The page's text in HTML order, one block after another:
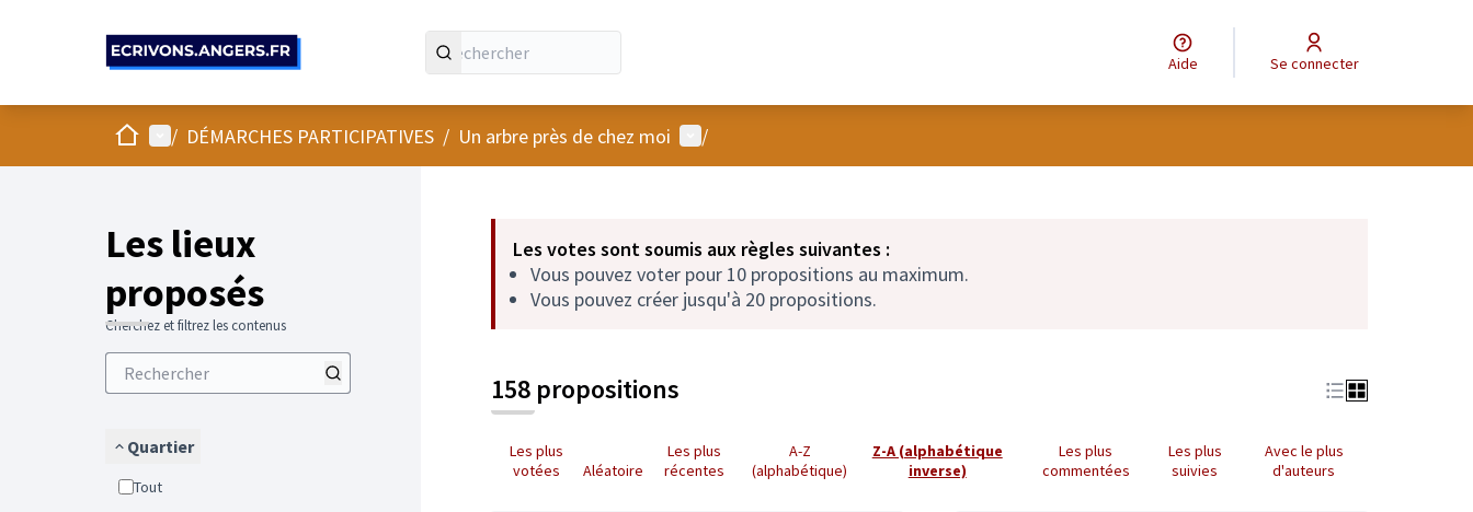
Aide Se connecter
AccueilMenu principal
/ DÉMARCHES PARTICIPATIVES / Un arbre près de chez moi Menu utilisateur
/
Les lieux
proposés
Cherchez et filtrez les contenus
Quartier
Tout
Les votes sont soumis aux règles suivantes :
Vous pouvez voter pour 10 propositions au maximum.
Vous pouvez créer jusqu'à 20 propositions.
158 propositions
Les plus
votées
Aléatoire
Les plus
récentes
A-Z
(alphabétique)
Z-A (alphabétique
inverse)
Les plus
commentées
Les plus
suivies
Avec le plus
d'auteurs